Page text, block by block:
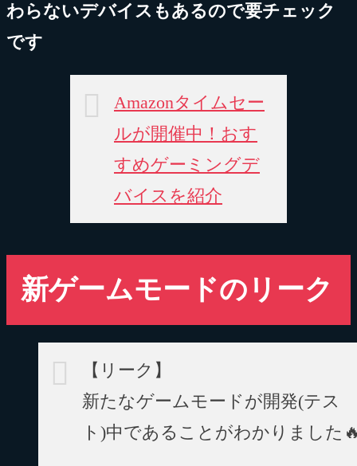
わらないデバイスもあるので要チェック
です
Amazonタイムセー
ルが開催中！おす
すめゲーミングデ
バイスを紹介
新ゲームモードのリーク
【リーク】
新たなゲームモードが開発(テス
ト)中であることがわかりました